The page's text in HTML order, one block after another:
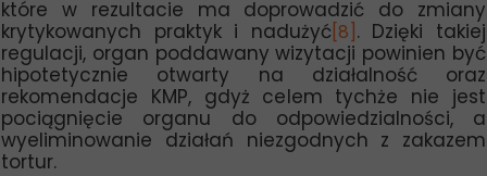
które w rezultacie ma doprowadzić do zmiany
krytykowanych praktyk i nadużyć[8] . Dzięki takiej
regulacji, organ poddawany wizytacji powinien być
hipotetycznie otwarty na działalność oraz
rekomendacje KMP, gdyż celem tychże nie jest
pociągnięcie organu do odpowiedzialności, a
wyeliminowanie działań niezgodnych z zakazem
tortur.